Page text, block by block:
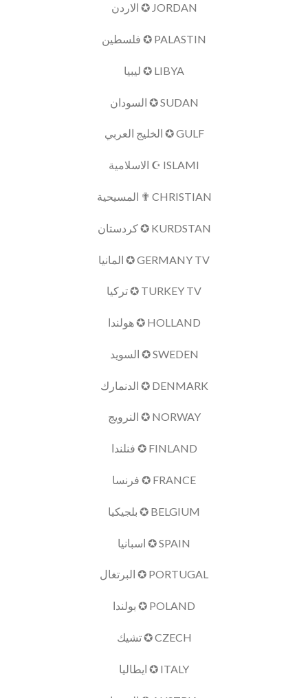
JORDAN ✪ الاردن
PALASTIN ✪ فلسطين
LIBYA ✪ ليبيا
SUDAN ✪ السودان
GULF ✪ الخليج العربي
ISLAMI ☪ الاسلامية
CHRISTIAN ✟ المسيحية
KURDSTAN ✪ كردستان
GERMANY TV ✪ المانيا
TURKEY TV ✪ تركيا
HOLLAND ✪ هولندا
SWEDEN ✪ السويد
DENMARK ✪ الدنمارك
NORWAY ✪ النرويج
FINLAND ✪ فنلندا
FRANCE ✪ فرنسا
BELGIUM ✪ بلجيكيا
SPAIN ✪ اسبانيا
PORTUGAL ✪ البرتغال
POLAND ✪ بولندا
CZECH ✪ تشيك
ITALY ✪ ايطاليا